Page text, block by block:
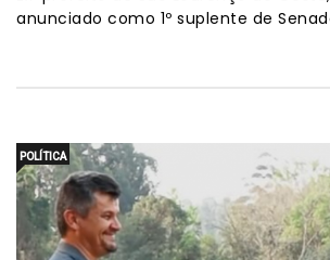
anunciado como 1º suplente de
POLÍTICA